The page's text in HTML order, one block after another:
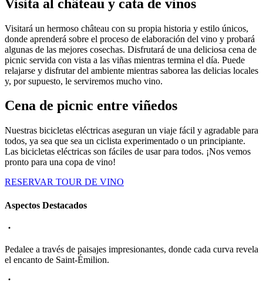
Visita al château y cata de vinos
Visitará un hermoso château con su propia historia y estilo únicos,
donde aprenderá sobre el proceso de elaboración del vino y probará
algunas de las mejores cosechas. Disfrutará de una deliciosa cena de
picnic servida con vista a las viñas mientras termina el día. Puede
relajarse y disfrutar del ambiente mientras saborea las delicias locales
y, por supuesto, le serviremos mucho vino.
Cena de picnic entre viñedos
Nuestras bicicletas eléctricas aseguran un viaje fácil y agradable para
todos, ya sea que sea un ciclista experimentado o un principiante.
Las bicicletas eléctricas son fáciles de usar para todos. ¡Nos vemos
pronto para una copa de vino!
RESERVAR TOUR DE VINO
Aspectos Destacados
Pedalee a través de paisajes impresionantes, donde cada curva revela
el encanto de Saint-Émilion.